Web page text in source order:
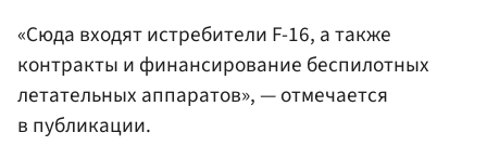
«Сюда входят истребители F-16, а также
контракты и финансирование беспилотных
летательных аппаратов», — отмечается
в публикации.